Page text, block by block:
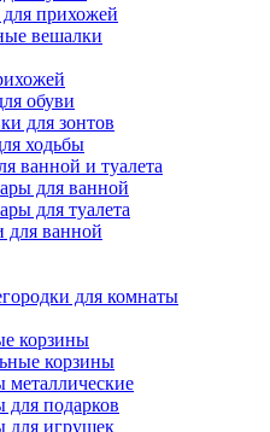
прихожей
вешалки
обуви
для зонтов
ходьбы
ванной и туалета
для ванной
для туалета
для ванной
для комнаты
корзины
корзины
металлические
для подарков
для игрушек